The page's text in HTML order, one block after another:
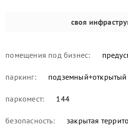
своя
помещения под бизнес:
паркинг: подземный+открытый
паркомест: 144
безопасность: закрытая